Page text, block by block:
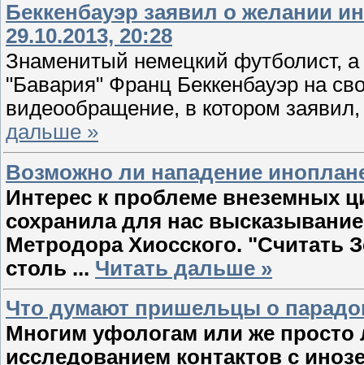
Беккенбауэр заявил о желании
29.10.2013, 20:28
Знаменитый немецкий футболист,
"Бавария" Франц Беккенбауэр на
видеообращение, в котором
дальше »
Возможно ли нападение
Интерес к проблеме внеземных
сохранила для нас
Метродора Хиосского.
столь ... Читать дальше »
Что думают пришельцы о
Многим уфологам или же
исследованием контактов с